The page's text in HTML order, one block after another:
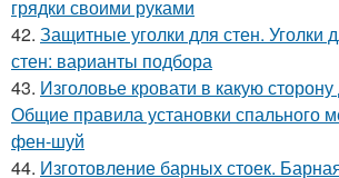
грядки своими руками
42. Защитные уголки для стен. Уголки
стен: варианты подбора
43. Изголовье кровати в какую
Общие правила установки спального
фен-шуй
44. Изготовление барных стоек.